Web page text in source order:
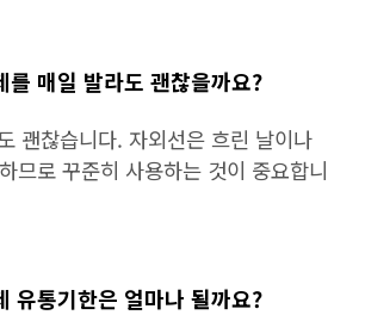
를 매일 발라도 괜찮을까요?
괜찮습니다. 자외선은 흐린 날이나
므로 꾸준히 사용하는 것이 중요합니
유통기한은 얼마나 될까요?